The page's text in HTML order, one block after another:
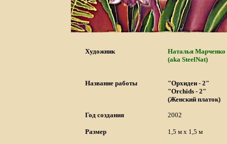
Художник
Наталья Марченко
(aka SteelNat)
Название работы
"Орхидеи - 2"
"Orchids - 2"
(Женский платок)
Год создания 2002
Размер 1,5 м x 1,5 м